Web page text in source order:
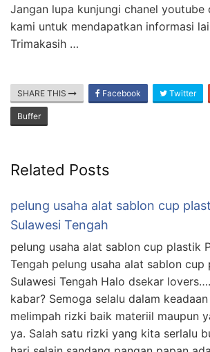
Jangan lupa kunjungi chanel youtube
kami untuk mendapatkan informasi
Trimakasih …
SHARE THIS Facebook Twitter
Buffer
Related Posts
pelung usaha alat sablon cup
Sulawesi Tengah
pelung usaha alat sablon cup plastik
Tengah pelung usaha alat sablon cup
Sulawesi Tengah Halo dsekar
kabar? Semoga selalu dalam
melimpah rizki baik materiil maupun
ya. Salah satu rizki yang kita serlalu